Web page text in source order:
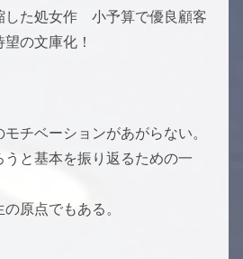
した処女作 小予算で優良顧客
の文庫化！
チベーションがあがらない。
うと基本を振り返るための一
原点でもある。